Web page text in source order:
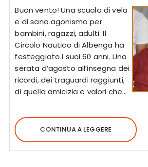
Buon vento! Una scuola di vela
e di sano agonismo per
bambini, ragazzi, adulti. Il
Circolo Nautico di Albenga ha
festeggiato i suoi 60 anni. Una
serata d’agosto all’insegna dei
ricordi, dei traguardi raggiunti,
di quella amicizia e valori che…
CONTINUA A LEGGERE